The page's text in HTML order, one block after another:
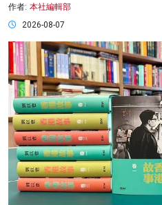
作者: 本社編輯部
2026-08-07